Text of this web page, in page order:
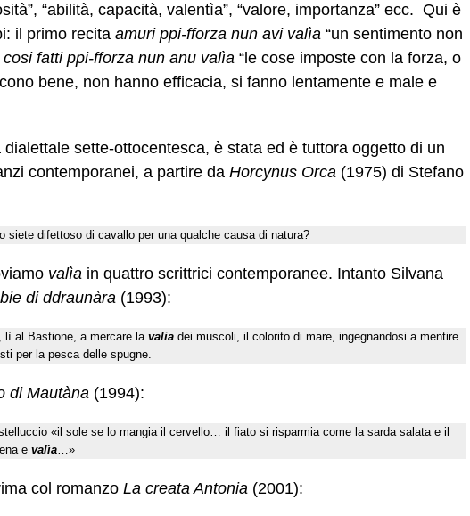
“abilità, capacità, valentìa”, “valore, importanza” ecc. Qui è
il primo recita amuri ppi-fforza nun avi valìa “un sentimento non
cosi fatti ppi-fforza nun anu valìa “le cose imposte con la forza, o
bene, non hanno efficacia, si fanno lentamente e male e
sette-ottocentesca, è stata ed è tuttora oggetto di un
contemporanei, a partire da Horcynus Orca (1975) di Stefano
siete difettoso di cavallo per una qualche causa di natura?
valìa in quattro scrittrici contemporanee. Intanto Silvana
di ddraunàra (1993):
lì al Bastione, a mercare lavalia dei muscoli, il colorito di mare, ingegnandosi a mentire
per la pesca delle spugne.
di Mautàna (1994):
«il sole se lo mangia il cervello… il fiato si risparmia come la sarda salata e il
e valìa…»
col romanzo La creata Antonia (2001):